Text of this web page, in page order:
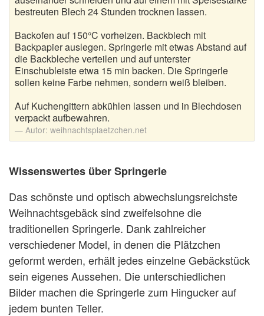
bestreuten Blech 24 Stunden trocknen lassen.
Backofen auf 150°C vorheizen. Backblech mit
Backpapier auslegen. Springerle mit etwas Abstand auf
die Backbleche verteilen und auf unterster
Einschubleiste etwa 15 min backen. Die Springerle
sollen keine Farbe nehmen, sondern weiß bleiben.
Auf Kuchengittern abkühlen lassen und in Blechdosen
verpackt aufbewahren.
Autor: weihnachtsplaetzchen.net
Wissenswertes über Springerle
Das schönste und optisch abwechslungsreichste
Weihnachtsgebäck sind zweifelsohne die
traditionellen Springerle. Dank zahlreicher
verschiedener Model, in denen die Plätzchen
geformt werden, erhält jedes einzelne Gebäckstück
sein eigenes Aussehen. Die unterschiedlichen
Bilder machen die Springerle zum Hingucker auf
jedem bunten Teller.